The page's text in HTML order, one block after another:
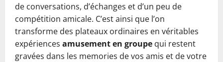
de conversations, d’échanges et d’un peu de
compétition amicale. C’est ainsi que l’on
transforme des plateaux ordinaires en véritables
expériences amusement en groupe qui restent
gravées dans les memories de vos amis et de votre